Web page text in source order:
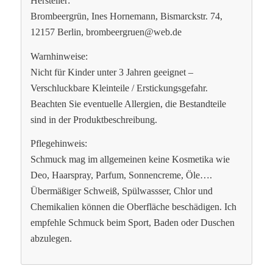
Brombeergrün, Ines Hornemann, Bismarckstr. 74,
12157 Berlin, brombeergruen@web.de
Warnhinweise:
Nicht für Kinder unter 3 Jahren geeignet –
Verschluckbare Kleinteile / Erstickungsgefahr.
Beachten Sie eventuelle Allergien, die Bestandteile
sind in der Produktbeschreibung.
Pflegehinweis:
Schmuck mag im allgemeinen keine Kosmetika wie
Deo, Haarspray, Parfum, Sonnencreme, Öle….
Übermäßiger Schweiß, Spülwassser, Chlor und
Chemikalien können die Oberfläche beschädigen. Ich
empfehle Schmuck beim Sport, Baden oder Duschen
abzulegen.